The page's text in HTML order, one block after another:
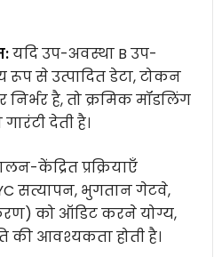
यदि उप-अवस्था B उप-
रूप से उत्पादित डेटा, टोकन
है, तो क्रमिक मॉडलिंग
देती है।
केंद्रित प्रक्रियाएँ
सत्यापन, भुगतान गेटवे,
को ऑडिट करने योग्य,
की आवश्यकता होती है।